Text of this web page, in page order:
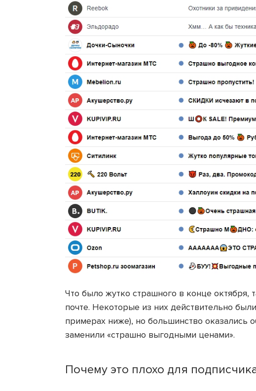
Что было жутко страшного в конце октября,
почте. Некоторые из них действительно
примерах ниже), но большинство
заменили «страшно выгодными ценами».
Почему это плохо для